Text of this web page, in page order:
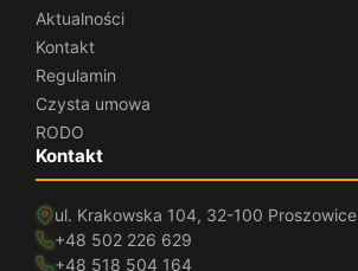
Aktualności
Kontakt
Regulamin
Czysta umowa
RODO
Kontakt
ul. Krakowska 104, 32-100 Proszowice
+48 502 226 629
+48 518 504 164